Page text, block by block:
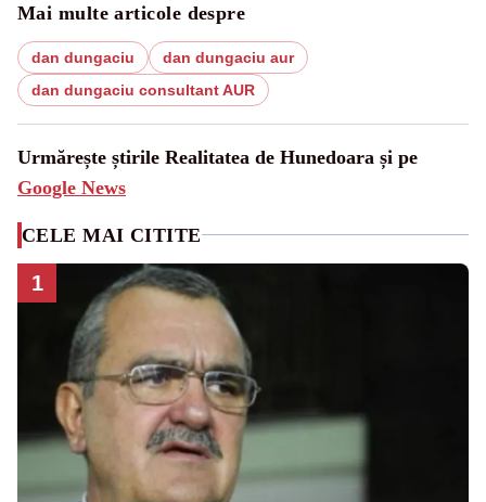
Mai multe articole despre
dan dungaciu
dan dungaciu aur
dan dungaciu consultant AUR
Urmărește știrile Realitatea de Hunedoara și pe
Google News
CELE MAI CITITE
1